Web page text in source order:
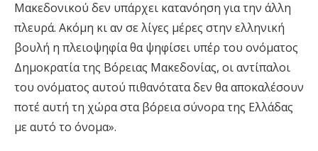
Μακεδονικού δεν υπάρχει κατανόηση για την άλλη
πλευρά. Ακόμη κι αν σε λίγες μέρες στην ελληνική
βουλή η πλειοψηφία θα ψηφίσει υπέρ του ονόματος
Δημοκρατία της Βόρειας Μακεδονίας, οι αντίπαλοι
του ονόματος αυτού πιθανότατα δεν θα αποκαλέσουν
ποτέ αυτή τη χώρα στα βόρεια σύνορα της Ελλάδας
με αυτό το όνομα».